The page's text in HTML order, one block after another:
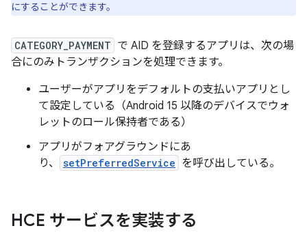
にすることができます。
CATEGORY_PAYMENT で AID を登録するアプリは、次の場
合にのみトランザクションを処理できます。
ユーザーがアプリをデフォルトの支払いアプリとし
て設定している（Android 15 以降のデバイスでウォ
レットのロール保持者である）
アプリがフォアグラウンドにあ
り、
setPreferredService を呼び出している。
HCE サービスを実装する